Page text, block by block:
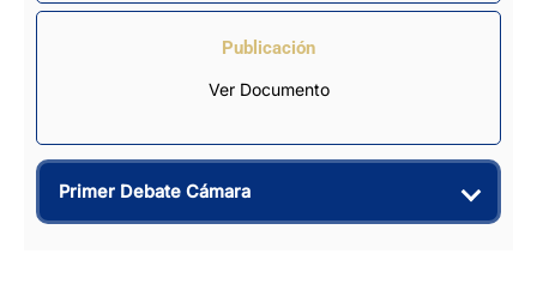
Publicación
Ver Documento
Primer Debate Cámara